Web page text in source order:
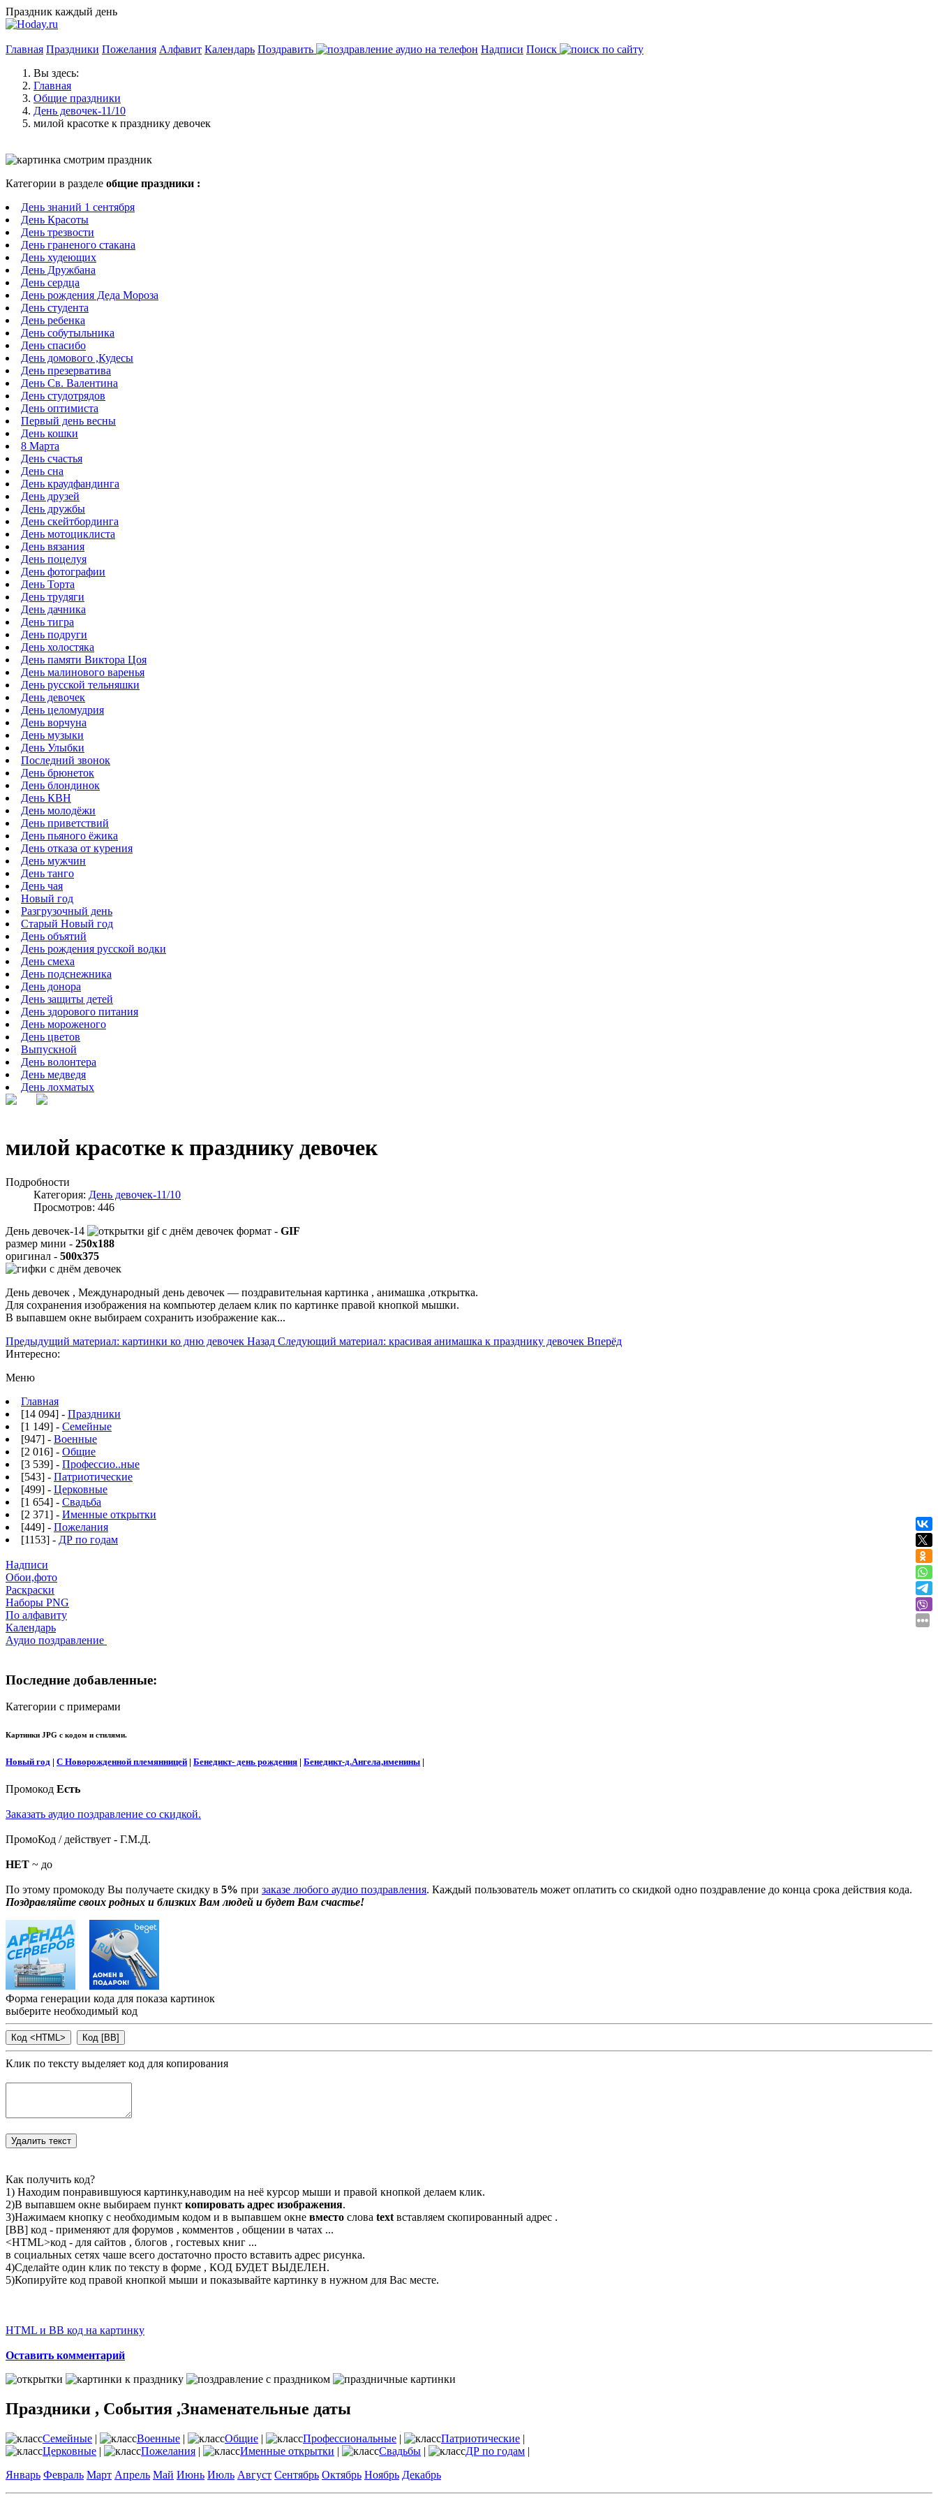
Праздник каждый день
Главная Праздники Пожелания Алфавит Календарь Поздравить Надписи Поиск
Вы здесь:
Главная
Общие праздники
День девочек-11/10
милой красотке к празднику девочек
Категории в разделе общие праздники :
День знаний 1 сентября
День Красоты
День трезвости
День граненого стакана
День худеющих
День Дружбана
День сердца
День рождения Деда Мороза
День студента
День ребенка
День собутыльника
День спасибо
День домового ,Кудесы
День презерватива
День Св. Валентина
День студотрядов
День оптимиста
Первый день весны
День кошки
8 Марта
День счастья
День сна
День краудфандинга
День друзей
День дружбы
День скейтбординга
День мотоциклиста
День вязания
День поцелуя
День фотографии
День Торта
День трудяги
День дачника
День тигра
День подруги
День холостяка
День памяти Виктора Цоя
День малинового варенья
День русской тельняшки
День девочек
День целомудрия
День ворчуна
День музыки
День Улыбки
Последний звонок
День брюнеток
День блондинок
День КВН
День молодёжи
День приветствий
День пьяного ёжика
День отказа от курения
День мужчин
День танго
День чая
Новый год
Разгрузочный день
Старый Новый год
День объятий
День рождения русской водки
День смеха
День подснежника
День донора
День защиты детей
День здорового питания
День мороженого
День цветов
Выпускной
День волонтера
День медведя
День лохматых
милой красотке к празднику девочек
Подробности
Категория: День девочек-11/10
Просмотров: 446
День девочек-14
формат - GIF
размер мини - 250x188
оригинал - 500x375
День девочек , Международный день девочек — поздравительная картинка , анимашка ,открытка.
Для сохранения изображения на компьютер делаем клик по картинке правой кнопкой мышки.
В выпавшем окне выбираем сохранить изображение как...
Предыдущий материал: картинки ко дню девочек Назад Следующий материал: красивая анимашка к празднику девочек Вперёд
Интересно:
Меню
Главная
[14 094] - Праздники
[1 149] - Семейные
[947] - Военные
[2 016] - Общие
[3 539] - Профессио..ные
[543] - Патриотические
[499] - Церковные
[1 654] - Свадьба
[2 371] - Именные открытки
[449] - Пожелания
[1153] - ДР по годам
Надписи
Обои,фото
Раскраски
Наборы PNG
По алфавиту
Календарь
Аудио поздравление
Последние добавленные:
Категории с примерами
Картинки JPG с кодом и стилями.
Новый год | С Новорожденной племянницей | Бенедикт- день рождения | Бенедикт-д.Ангела,именины |
Промокод Есть
Заказать аудио поздравление со скидкой.
ПромоКод / действует - Г.М.Д.
НЕТ ~ до
По этому промокоду Вы получаете скидку в 5% при заказе любого аудио поздравления. Каждый пользователь может оплатить со скидкой одно поздравление до конца срока действия кода.
Поздравляйте своих родных и близких Вам людей и будет Вам счастье!
Форма генерации кода для показа картинок
выберите необходимый код
Клик по тексту выделяет код для копирования
Как получить код?
1) Находим понравившуюся картинку,наводим на неё курсор мыши и правой кнопкой делаем клик.
2)В выпавшем окне выбираем пункт копировать адрес изображения.
3)Нажимаем кнопку с необходимым кодом и в выпавшем окне вместо слова textвставляем скопированный адрес .
[BB] код - применяют для форумов , комментов , общении в чатах ...
<HTML>код - для сайтов , блогов , гостевых книг ...
в социальных сетях чаше всего достаточно просто вставить адрес рисунка.
4)Сделайте один клик по тексту в форме , КОД БУДЕТ ВЫДЕЛЕН.
5)Копируйте код правой кнопкой мыши и показывайте картинку в нужном для Вас месте.
HTML и BB код на картинку
Оставить комментарий
Праздники , События ,Знаменательные даты
Семейные | Военные | Общие | Профессиональные | Патриотические |
Церковные | Пожелания | Именные открытки | Свадьбы | ДР по годам |
Январь Февраль Март Апрель Май Июнь Июль Август Сентябрь Октябрь Ноябрь Декабрь